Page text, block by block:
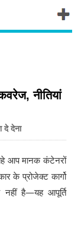
नीतियां
देना
आप मानक कंटेनरों
के प्रोजेक्ट कार्गो
नहीं है—यह आपूर्ति